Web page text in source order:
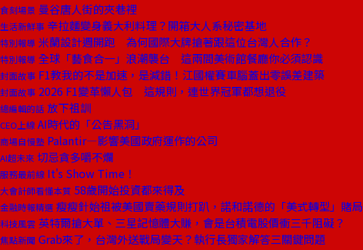
食刻場景 曼谷唐人街的夾巷裡
生活新鮮事 辛拉麵變身義大利料理？開箱大人系秘密基地
特別報導 米蘭設計週開跑 為何國際大牌搶著跟這位台灣人合作？
特別報導 全球「藝食合一」浪潮襲台 這兩間美術館餐廳你必須認識
封面故事 F1教我的不是加速，是減錯！江國權賽車腦蓋出零誤差建築
封面故事 2026 F1變革懶人包 這規則，連世界冠軍都想退役
總編輯的話 放下祖訓
CEO上線 AI時代的「公告黑洞」
商場自慢塾 Palantir—影響美國政府運作的公司
AI超未來 切忌貪多嚼不爛
服務最前線 It's Show Time！
大會計師看懂本質 58歲開始投資都來得及
金融時報精選 瘦瘦針始祖被美國賣藥規則打趴，諾和諾德的「美式轉型」賭局
科技風雲 英特爾搶大單、三星記憶體大賺，會是台積電股價衝三千阻礙？
焦點新聞 Grab來了，台灣外送戰局變天？執行長獨家解答三關鍵問題